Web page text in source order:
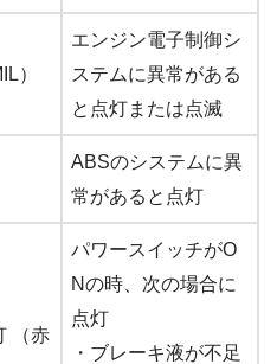
）
エンジン電子制御シ
ステムに異常がある
と点灯または点滅
ABSのシステムに異
常があると点灯
（赤
パワースイッチがO
Nの時、次の場合に
点灯
・ブレーキ液が不足